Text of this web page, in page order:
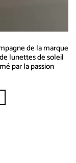
de la marque
lunettes de soleil
par la passion